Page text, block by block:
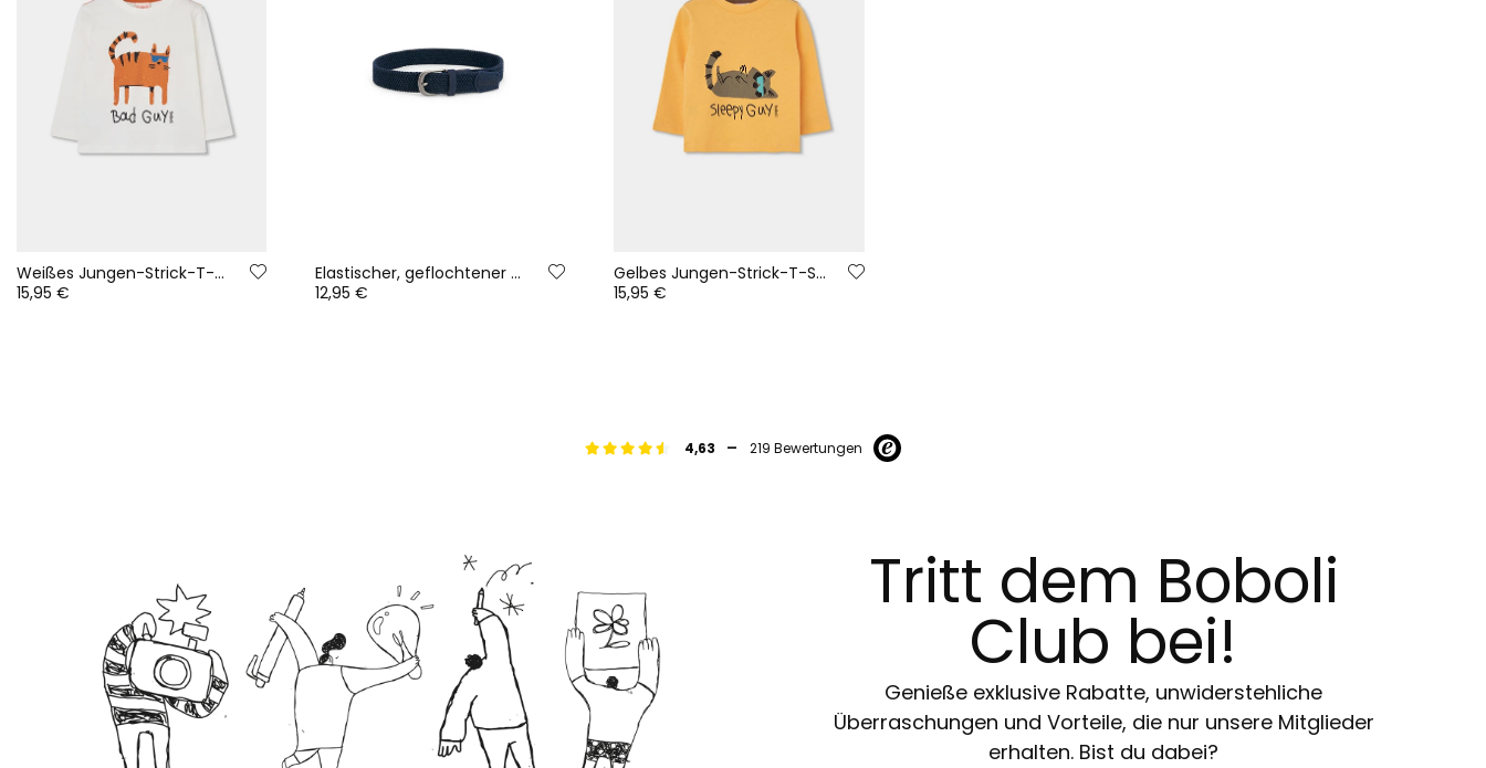
Weißes Jungen-Strick-T-Shirt mit Katzenmotiv
15,95 €
Elastischer, geflochtener Gürtel für Jungen in Marineblau
12,95 €
Gelbes Jungen-Strick-T-Shirt mit Katzenaufdruck
15,95 €
4,63 - 219 Bewertungen
Tritt dem Boboli
Club bei!
Genieße exklusive Rabatte, unwiderstehliche
Überraschungen und Vorteile, die nur unsere Mitglieder
erhalten. Bist du dabei?